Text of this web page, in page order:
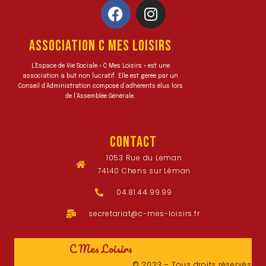
ASSOCIATION C MES LOISIRS
L’Espace de Vie Sociale « C Mes Loisirs » est une
association à but non lucratif. Elle est gérée par un
Conseil d’Administration composé d’adhérents élus lors
de l’Assemblée Générale.
CONTACT
1053 Rue du Leman
74140 Chens sur Léman
04.81.44.99.99
secretariat@c-mes-loisirs.fr
C Mes Loisirs